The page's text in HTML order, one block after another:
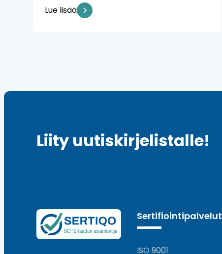
Lue lisää
Liity uutiskirjelistalle!
Sertifiointipalvelut
ISO 9001